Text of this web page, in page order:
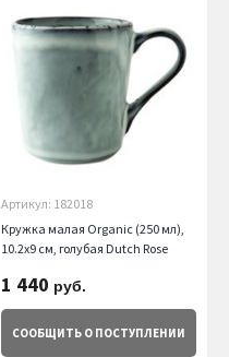
Артикул: 182018
Кружка малая Organic (250 мл),
10.2х9 см, голубая Dutch Rose
1 440 руб.
СООБЩИТЬ О ПОСТУПЛЕНИИ